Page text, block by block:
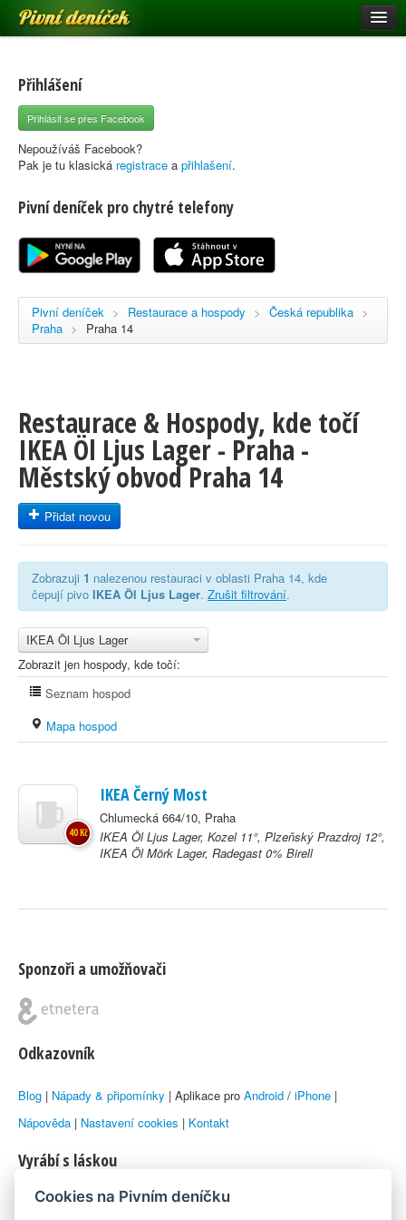
Pivní deníček
Pivní mapa
Pivní značky
Nápověda
Registrace
Přihlášení
Přihlásit se přes Facebook
Nepoužíváš Facebook?
Pak je tu klasická registrace a přihlašení.
Pivní deníček pro chytré telefony
Pivní deníček > Restaurace a hospody > Česká republika >
Praha > Praha 14
Restaurace & Hospody, kde točí
IKEA Öl Ljus Lager - Praha -
Městský obvod Praha 14
Přidat novou
Zobrazuji 1 nalezenou restauraci v oblasti Praha 14, kde
čepují pivo IKEA Öl Ljus Lager. Zrušit filtrování.
IKEA Öl Ljus Lager
Zobrazit jen hospody, kde točí:
Seznam hospod
Mapa hospod
IKEA Černý Most
Chlumecká 664/10, Praha
IKEA Öl Ljus Lager, Kozel 11°, Plzeňský Prazdroj 12°,
IKEA Öl Mörk Lager, Radegast 0% Birell
40 Kč
Sponzoři a umožňovači
Odkazovník
Blog | Nápady & připomínky | Aplikace pro Android / iPhone |
Nápověda | Nastavení cookies | Kontakt
Vyrábí s láskou
© 2010–2026 byLukáš Zemanaka Emka
Cookies na Pivním deníčku